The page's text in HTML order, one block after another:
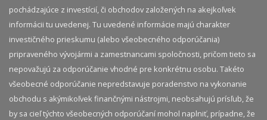
pochádzajúce z investícií, či obchodov založených na akejkoľvek
informácii tu uvedenej. Tu uvedené informácie majú charakter
investičného prieskumu (alebo všeobecného odporúčania)
pripraveného vývojármi a zamestnancami spoločnosti, pričom tieto sa
nepovažujú za odporúčanie vhodné pre konkrétnu osobu. Takéto
všeobecné odporúčanie nepredstavuje poradenstvo na vykonanie
obchodu s akýmikoľvek finančnými nástrojmi, neobsahujú prísľub, že
by sa cieľ týchto všeobecných odporúčaní mohol naplniť, prípadne, že